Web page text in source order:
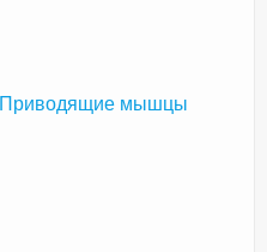
Приводящие мышцы